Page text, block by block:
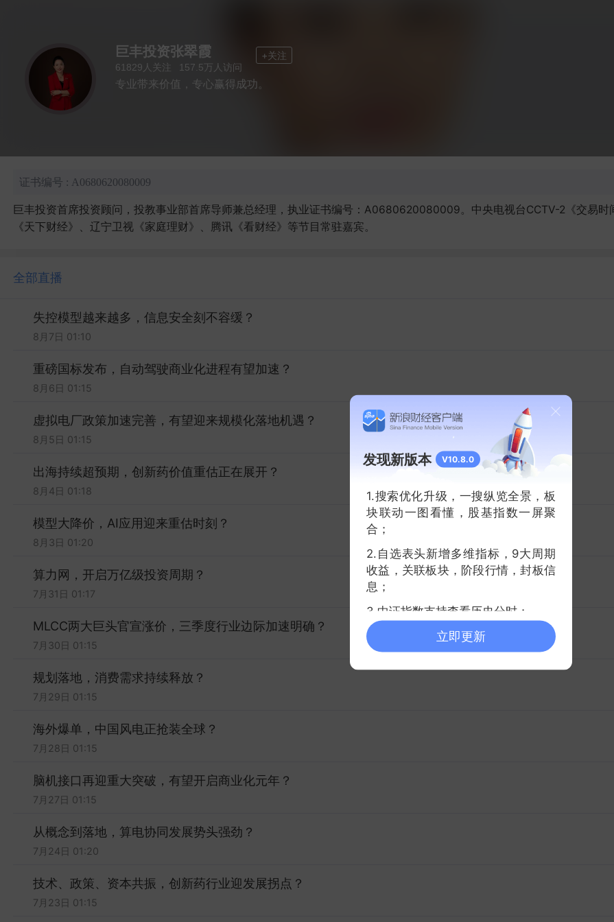
+关注
巨丰投资张翠霞
61829 人关注 157.5万 人访问
专业带来价值，专心赢得成功。
证书编号 : A0680620080009
巨丰投资首席投资顾问，投教事业部首席导师兼总经理，执业证书编号：A0680620080009。中央电视台CCTV-2《交易时
《天下财经》、辽宁卫视《家庭理财》、腾讯《看财经》等节目常驻嘉宾。
全部直播
失控模型越来越多，信息安全刻不容缓？
8月7日 01:10
重磅国标发布，自动驾驶商业化进程有望加速？
8月6日 01:15
虚拟电厂政策加速完善，有望迎来规模化落地机遇？
8月5日 01:15
出海持续超预期，创新药价值重估正在展开？
8月4日 01:18
模型大降价，AI应用迎来重估时刻？
8月3日 01:20
算力网，开启万亿级投资周期？
7月31日 01:17
MLCC两大巨头官宣涨价，三季度行业边际加速明确？
7月30日 01:15
规划落地，消费需求持续释放？
7月29日 01:15
海外爆单，中国风电正抢装全球？
7月28日 01:15
脑机接口再迎重大突破，有望开启商业化元年？
7月27日 01:15
从概念到落地，算电协同发展势头强劲？
7月24日 01:20
技术、政策、资本共振，创新药行业迎发展拐点？
7月23日 01:15
发现新版本 V10.8.0
1.搜索优化升级，一搜纵览全景，板
块联动一图看懂，股基指数一屏聚
合；
2.自选表头新增多维指标，9大周期
收益，关联板块，阶段行情，封板信
息；
3.中证指数支持查看历史分时；
立即更新